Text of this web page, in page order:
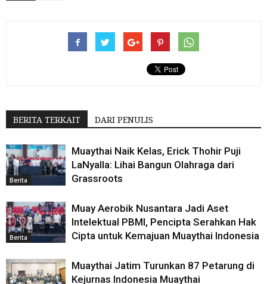
BERITA TERKAIT DARI PENULIS
Berita
Muaythai Naik Kelas, Erick Thohir Puji
LaNyalla: Lihai Bangun Olahraga dari
Grassroots
Berita
Muay Aerobik Nusantara Jadi Aset
Intelektual PBMI, Pencipta Serahkan Hak
Cipta untuk Kemajuan Muaythai Indonesia
Muaythai Jatim Turunkan 87 Petarung di
Kejurnas Indonesia Muaythai